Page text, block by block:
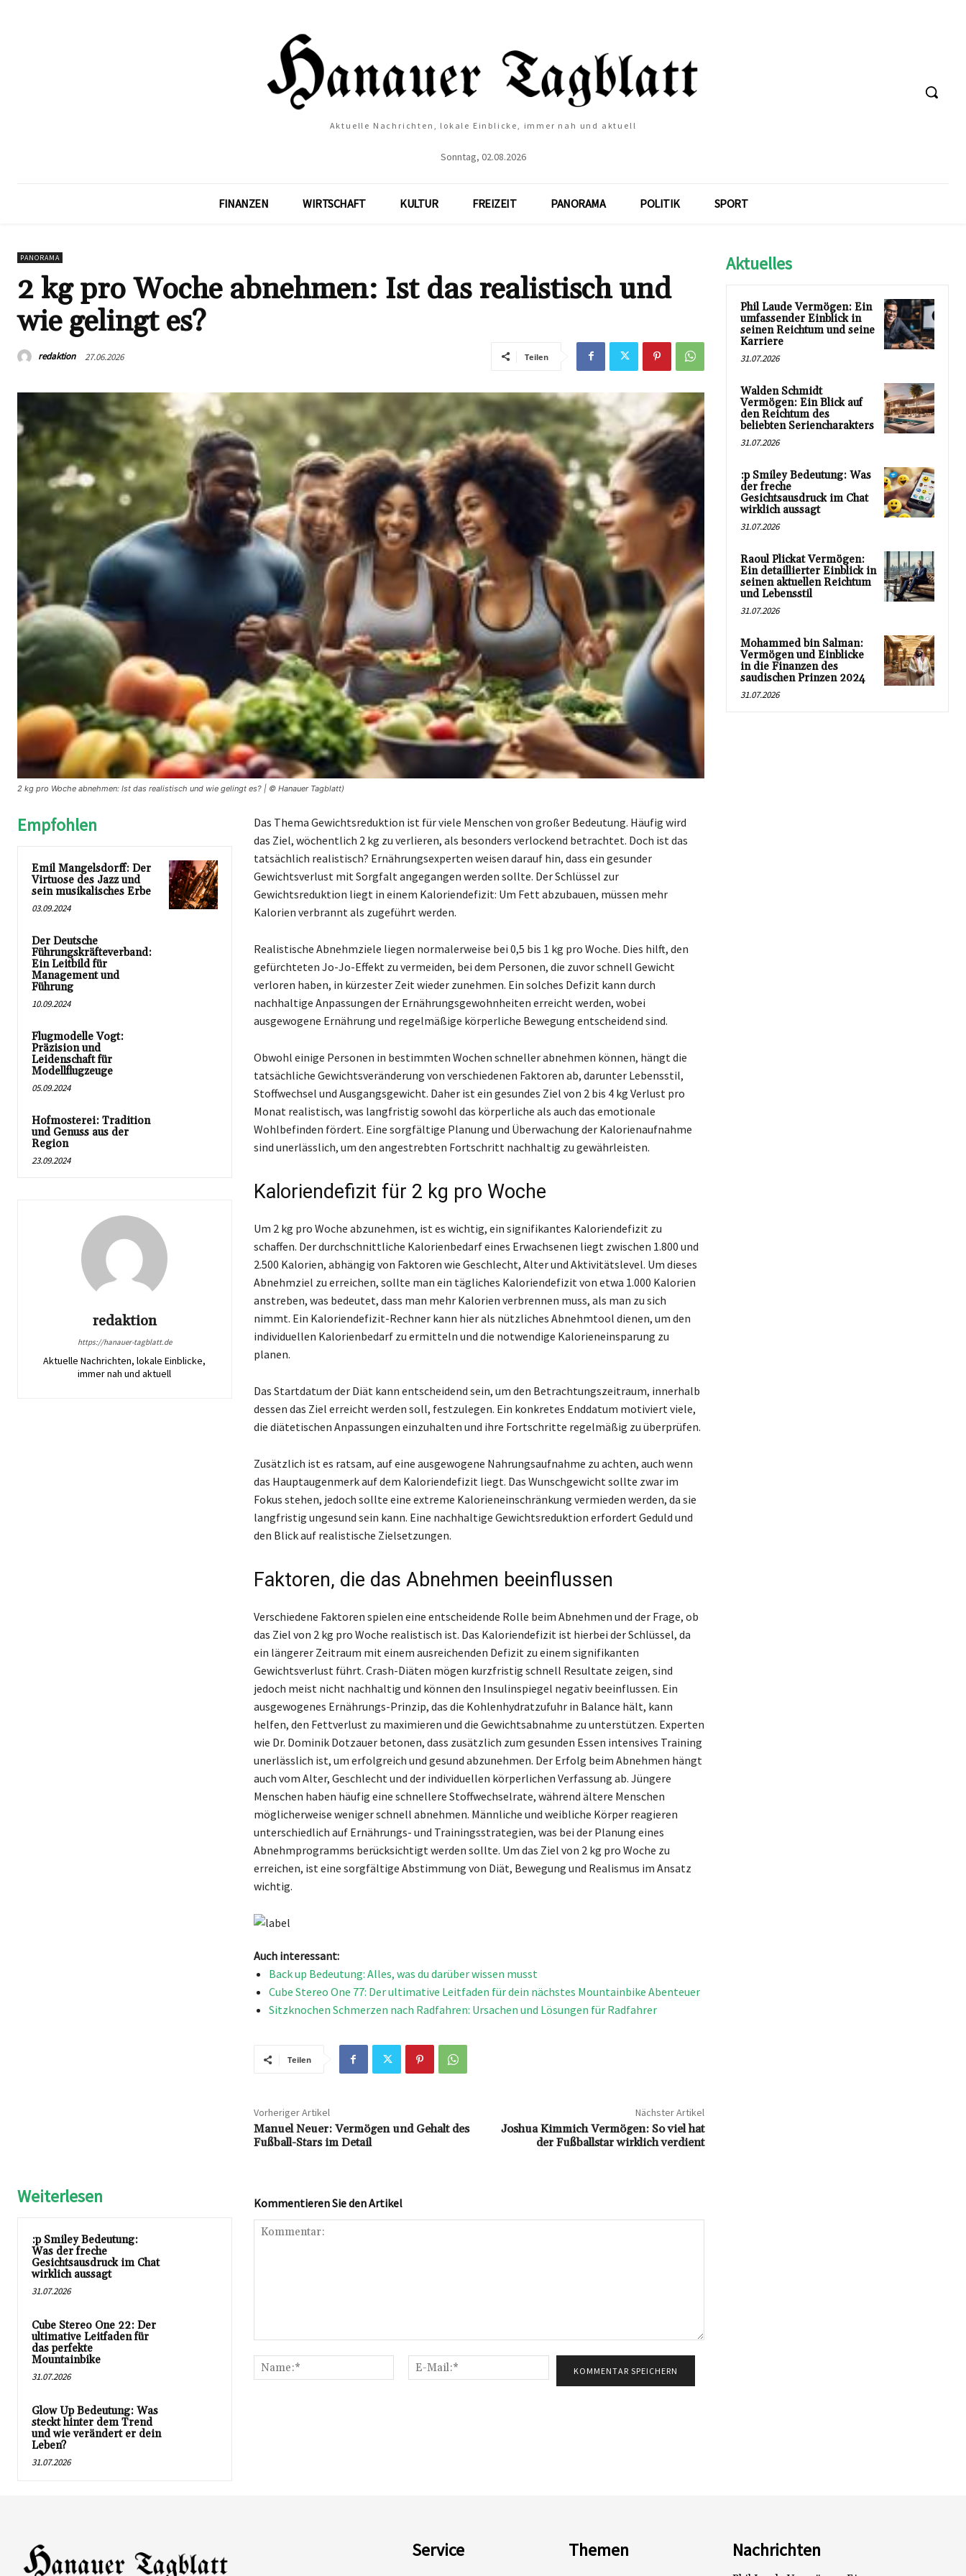
Aktuelle Nachrichten, lokale Einblicke, immer nah und aktuell
Sonntag, 02.08.2026
FINANZEN WIRTSCHAFT KULTUR FREIZEIT PANORAMA POLITIK SPORT
PANORAMA
2 kg pro Woche abnehmen: Ist das realistisch und
wie gelingt es?
redaktion 27.06.2026 Teilen
2 kg pro Woche abnehmen: Ist das realistisch und wie gelingt es? | © Hanauer Tagblatt)
Empfohlen
Emil Mangelsdorff: Der
Virtuose des Jazz und
sein musikalisches Erbe
03.09.2024
Der Deutsche
Führungskräfteverband:
Ein Leitbild für
Management und
Führung
10.09.2024
Flugmodelle Vogt:
Präzision und
Leidenschaft für
Modellflugzeuge
05.09.2024
Hofmosterei: Tradition
und Genuss aus der
Region
23.09.2024
redaktion
https://hanauer-tagblatt.de
Aktuelle Nachrichten, lokale Einblicke,
immer nah und aktuell
Das Thema Gewichtsreduktion ist für viele Menschen von großer Bedeutung. Häufig wird
das Ziel, wöchentlich 2 kg zu verlieren, als besonders verlockend betrachtet. Doch ist das
tatsächlich realistisch? Ernährungsexperten weisen darauf hin, dass ein gesunder
Gewichtsverlust mit Sorgfalt angegangen werden sollte. Der Schlüssel zur
Gewichtsreduktion liegt in einem Kaloriendefizit: Um Fett abzubauen, müssen mehr
Kalorien verbrannt als zugeführt werden.
Realistische Abnehmziele liegen normalerweise bei 0,5 bis 1 kg pro Woche. Dies hilft, den
gefürchteten Jo-Jo-Effekt zu vermeiden, bei dem Personen, die zuvor schnell Gewicht
verloren haben, in kürzester Zeit wieder zunehmen. Ein solches Defizit kann durch
nachhaltige Anpassungen der Ernährungsgewohnheiten erreicht werden, wobei
ausgewogene Ernährung und regelmäßige körperliche Bewegung entscheidend sind.
Obwohl einige Personen in bestimmten Wochen schneller abnehmen können, hängt die
tatsächliche Gewichtsveränderung von verschiedenen Faktoren ab, darunter Lebensstil,
Stoffwechsel und Ausgangsgewicht. Daher ist ein gesundes Ziel von 2 bis 4 kg Verlust pro
Monat realistisch, was langfristig sowohl das körperliche als auch das emotionale
Wohlbefinden fördert. Eine sorgfältige Planung und Überwachung der Kalorienaufnahme
sind unerlässlich, um den angestrebten Fortschritt nachhaltig zu gewährleisten.
Kaloriendefizit für 2 kg pro Woche
Um 2 kg pro Woche abzunehmen, ist es wichtig, ein signifikantes Kaloriendefizit zu
schaffen. Der durchschnittliche Kalorienbedarf eines Erwachsenen liegt zwischen 1.800 und
2.500 Kalorien, abhängig von Faktoren wie Geschlecht, Alter und Aktivitätslevel. Um dieses
Abnehmziel zu erreichen, sollte man ein tägliches Kaloriendefizit von etwa 1.000 Kalorien
anstreben, was bedeutet, dass man mehr Kalorien verbrennen muss, als man zu sich
nimmt. Ein Kaloriendefizit-Rechner kann hier als nützliches Abnehmtool dienen, um den
individuellen Kalorienbedarf zu ermitteln und die notwendige Kalorieneinsparung zu
planen.
Das Startdatum der Diät kann entscheidend sein, um den Betrachtungszeitraum, innerhalb
dessen das Ziel erreicht werden soll, festzulegen. Ein konkretes Enddatum motiviert viele,
die diätetischen Anpassungen einzuhalten und ihre Fortschritte regelmäßig zu überprüfen.
Zusätzlich ist es ratsam, auf eine ausgewogene Nahrungsaufnahme zu achten, auch wenn
das Hauptaugenmerk auf dem Kaloriendefizit liegt. Das Wunschgewicht sollte zwar im
Fokus stehen, jedoch sollte eine extreme Kalorieneinschränkung vermieden werden, da sie
langfristig ungesund sein kann. Eine nachhaltige Gewichtsreduktion erfordert Geduld und
den Blick auf realistische Zielsetzungen.
Faktoren, die das Abnehmen beeinflussen
Verschiedene Faktoren spielen eine entscheidende Rolle beim Abnehmen und der Frage, ob
das Ziel von 2 kg pro Woche realistisch ist. Das Kaloriendefizit ist hierbei der Schlüssel, da
ein längerer Zeitraum mit einem ausreichenden Defizit zu einem signifikanten
Gewichtsverlust führt. Crash-Diäten mögen kurzfristig schnell Resultate zeigen, sind
jedoch meist nicht nachhaltig und können den Insulinspiegel negativ beeinflussen. Ein
ausgewogenes Ernährungs-Prinzip, das die Kohlenhydratzufuhr in Balance hält, kann
helfen, den Fettverlust zu maximieren und die Gewichtsabnahme zu unterstützen. Experten
wie Dr. Dominik Dotzauer betonen, dass zusätzlich zum gesunden Essen intensives Training
unerlässlich ist, um erfolgreich und gesund abzunehmen. Der Erfolg beim Abnehmen hängt
auch vom Alter, Geschlecht und der individuellen körperlichen Verfassung ab. Jüngere
Menschen haben häufig eine schnellere Stoffwechselrate, während ältere Menschen
möglicherweise weniger schnell abnehmen. Männliche und weibliche Körper reagieren
unterschiedlich auf Ernährungs- und Trainingsstrategien, was bei der Planung eines
Abnehmprogramms berücksichtigt werden sollte. Um das Ziel von 2 kg pro Woche zu
erreichen, ist eine sorgfältige Abstimmung von Diät, Bewegung und Realismus im Ansatz
wichtig.
Auch interessant:
Back up Bedeutung: Alles, was du darüber wissen musst
Cube Stereo One 77: Der ultimative Leitfaden für dein nächstes Mountainbike Abenteuer
Sitzknochen Schmerzen nach Radfahren: Ursachen und Lösungen für Radfahrer
Teilen
Vorheriger Artikel
Manuel Neuer: Vermögen und Gehalt des
Fußball-Stars im Detail
Nächster Artikel
Joshua Kimmich Vermögen: So viel hat
der Fußballstar wirklich verdient
Weiterlesen
:p Smiley Bedeutung:
Was der freche
Gesichtsausdruck im Chat
wirklich aussagt
31.07.2026
Cube Stereo One 22: Der
ultimative Leitfaden für
das perfekte
Mountainbike
31.07.2026
Glow Up Bedeutung: Was
steckt hinter dem Trend
und wie verändert er dein
Leben?
31.07.2026
Kommentieren Sie den Artikel
Name:*
Mail:*
Aktuelles
Phil Laude Vermögen: Ein
umfassender Einblick in
seinen Reichtum und seine
Karriere
31.07.2026
Walden Schmidt
Vermögen: Ein Blick auf
den Reichtum des
beliebten Seriencharakters
31.07.2026
:p Smiley Bedeutung: Was
der freche
Gesichtsausdruck im Chat
wirklich aussagt
31.07.2026
Raoul Plickat Vermögen:
Ein detaillierter Einblick in
seinen aktuellen Reichtum
und Lebensstil
31.07.2026
Mohammed bin Salman:
Vermögen und Einblicke
in die Finanzen des
saudischen Prinzen 2024
31.07.2026
Service Themen Nachrichten